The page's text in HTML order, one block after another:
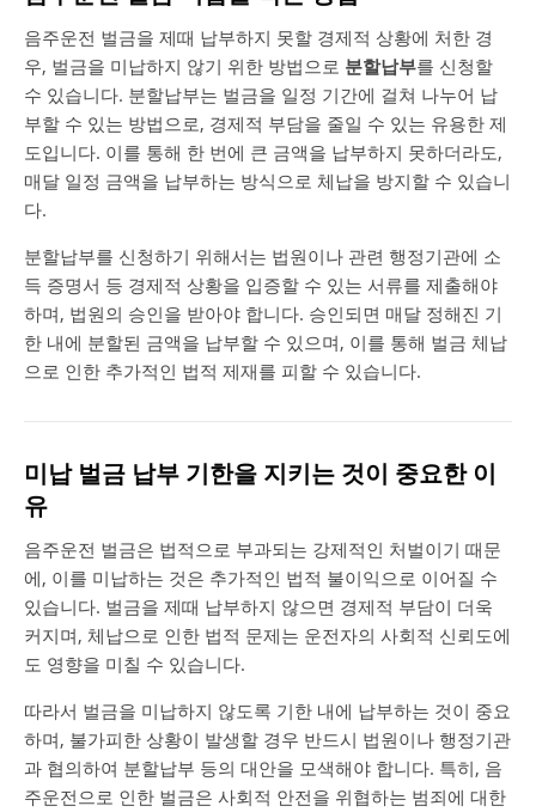
음주운전 벌금을 제때 납부하지 못할 경제적 상황에 처한 경
우, 벌금을 미납하지 않기 위한 방법으로 분할납부를 신청할
수 있습니다. 분할납부는 벌금을 일정 기간에 걸쳐 나누어 납
부할 수 있는 방법으로, 경제적 부담을 줄일 수 있는 유용한 제
도입니다. 이를 통해 한 번에 큰 금액을 납부하지 못하더라도,
매달 일정 금액을 납부하는 방식으로 체납을 방지할 수 있습니
다.
분할납부를 신청하기 위해서는 법원이나 관련 행정기관에 소
득 증명서 등 경제적 상황을 입증할 수 있는 서류를 제출해야
하며, 법원의 승인을 받아야 합니다. 승인되면 매달 정해진 기
한 내에 분할된 금액을 납부할 수 있으며, 이를 통해 벌금 체납
으로 인한 추가적인 법적 제재를 피할 수 있습니다.
미납 벌금 납부 기한을 지키는 것이 중요한 이
유
음주운전 벌금은 법적으로 부과되는 강제적인 처벌이기 때문
에, 이를 미납하는 것은 추가적인 법적 불이익으로 이어질 수
있습니다. 벌금을 제때 납부하지 않으면 경제적 부담이 더욱
커지며, 체납으로 인한 법적 문제는 운전자의 사회적 신뢰도에
도 영향을 미칠 수 있습니다.
따라서 벌금을 미납하지 않도록 기한 내에 납부하는 것이 중요
하며, 불가피한 상황이 발생할 경우 반드시 법원이나 행정기관
과 협의하여 분할납부 등의 대안을 모색해야 합니다. 특히, 음
주운전으로 인한 벌금은 사회적 안전을 위협하는 범죄에 대한